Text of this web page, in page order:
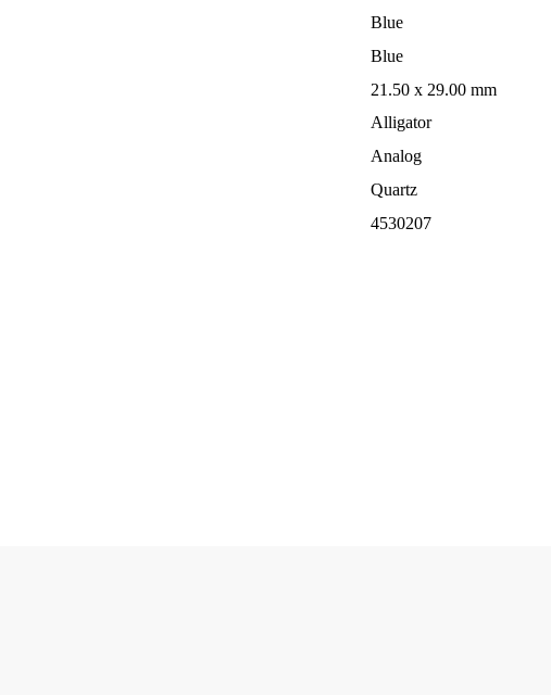
Blue
Blue
21.50 x 29.00 mm
Alligator
Analog
Quartz
4530207